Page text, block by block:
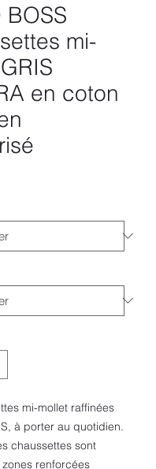
BOSS
mi-
en coton
mi-mollet raffinées
à porter au quotidien.
chaussettes sont
renforcées